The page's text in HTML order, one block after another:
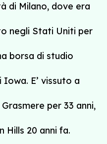
di Milano, dove era
negli Stati Uniti per
borsa di studio
E’ vissuto a
per 33 anni,
Hills 20 anni fa.